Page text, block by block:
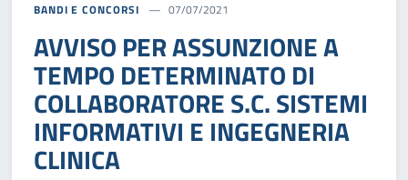
BANDI E CONCORSI 07/07/2021
AVVISO PER ASSUNZIONE A
TEMPO DETERMINATO DI
COLLABORATORE S.C. SISTEMI
INFORMATIVI E INGEGNERIA
CLINICA